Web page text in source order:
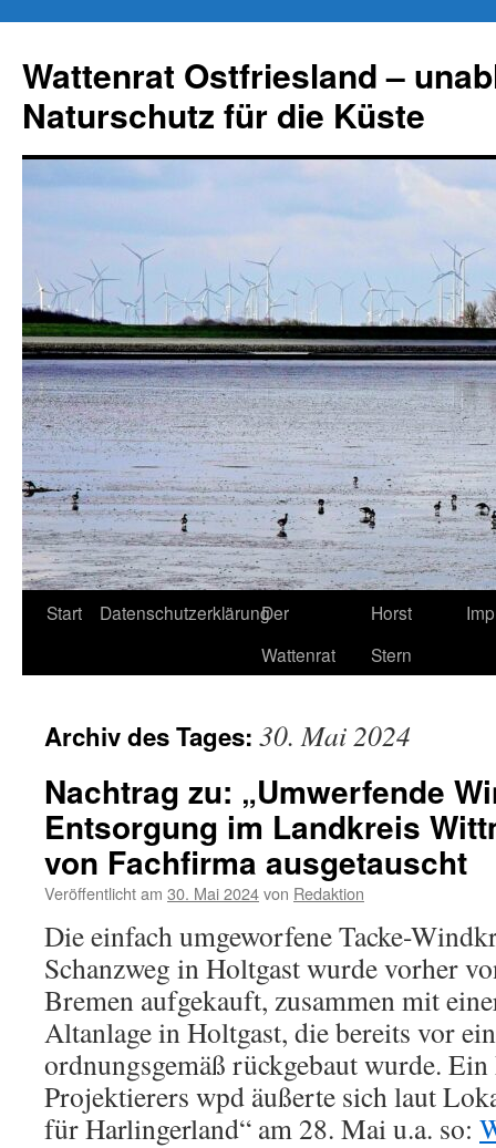
springen
Wattenrat Ostfriesland –
Naturschutz für die Küste
Start DatenschutzerklärungDer
Wattenrat
Horst
Stern
Archiv des Tages: 30. Mai 2024
Nachtrag zu: „Umwerfende
Entsorgung im Landkreis
von Fachfirma ausgetauscht
Veröffentlicht am 30. Mai 2024von Redaktion
Die einfach umgeworfene Tacke-
Schanzweg in Holtgast wurde vorher
Bremen aufgekauft, zusammen mit
Altanlage in Holtgast, die bereits vor
ordnungsgemäß rückgebaut wurde.
Projektierers wpd äußerte sich laut
für Harlingerland“ am 28. Mai u.a. so: